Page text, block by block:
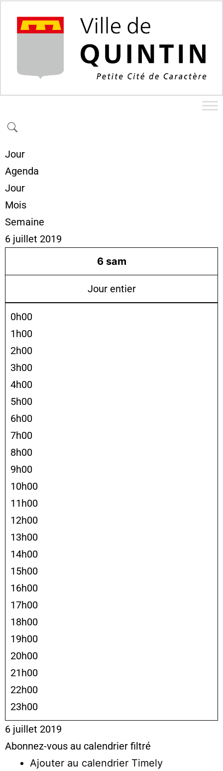
Jour
Agenda
Jour
Mois
Semaine
6 juillet 2019
6 sam
Jour entier
0h00
1h00
2h00
3h00
4h00
5h00
6h00
7h00
8h00
9h00
10h00
11h00
12h00
13h00
14h00
15h00
16h00
17h00
18h00
19h00
20h00
21h00
22h00
23h00
6 juillet 2019
Abonnez-vous au calendrier filtré
Ajouter au calendrier Timely